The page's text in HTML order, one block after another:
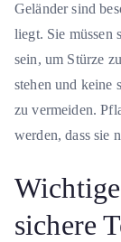
Geländer sind
liegt. Sie müssen
sein, um Stürze
stehen und keine
zu vermeiden.
werden, dass sie
sichere